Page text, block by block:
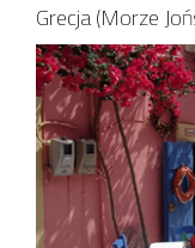
Grecja (Morze